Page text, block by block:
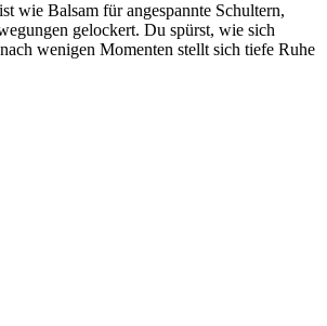
wie Balsam für angespannte Schultern,
gelockert. Du spürst, wie sich
wenigen Momenten stellt sich tiefe Ruhe